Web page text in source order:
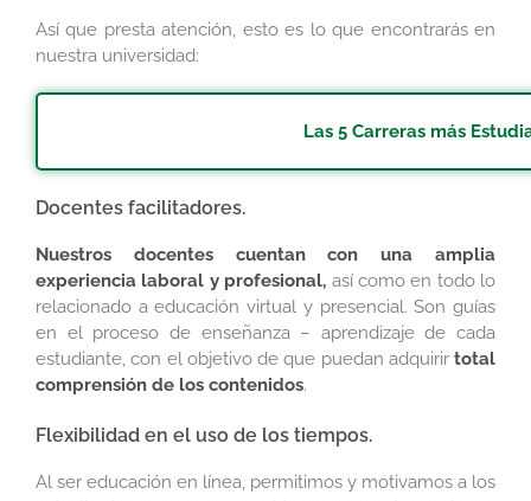
Así que presta atención, esto es lo que encontrarás en
nuestra universidad:
Las 5 Carreras más
Docentes facilitadores.
Nuestros docentes cuentan con una amplia
experiencia laboral y profesional, así como en todo lo
relacionado a educación virtual y presencial. Son guías
en el proceso de enseñanza – aprendizaje de cada
estudiante, con el objetivo de que puedan adquirirtotal
comprensión de los contenidos.
Flexibilidad en el uso de los tiempos.
Al ser educación en línea, permitimos y motivamos a los